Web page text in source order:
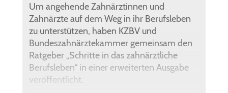
Um angehende Zahnärztinnen und
Zahnärzte auf dem Weg in ihr Berufsleben
zu unterstützen, haben KZBV und
Bundeszahnärztekammer gemeinsam den
Ratgeber „Schritte in das zahnärztliche
Berufsleben“ in einer erweiterten Ausgabe
veröffentlicht.